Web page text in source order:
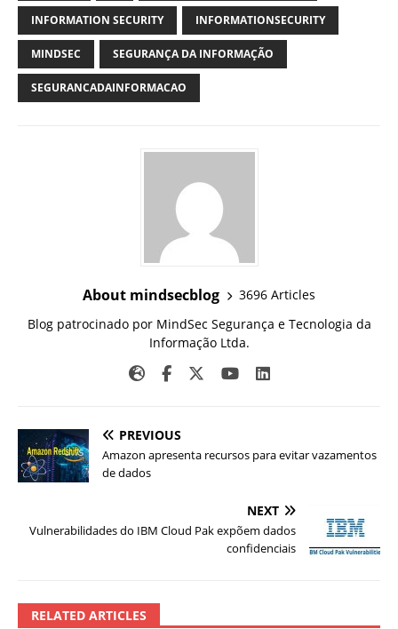
INFORMATION SECURITY INFORMATIONSECURITY
MINDSEC SEGURANÇA DA INFORMAÇÃO
SEGURANCADAINFORMACAO
About mindsecblog
3696 Articles
Blog patrocinado por MindSec Segurança e Tecnologia da
Informação Ltda.
PREVIOUS
Amazon apresenta recursos para evitar vazamentos
de dados
NEXT
Vulnerabilidades do IBM Cloud Pak expõem dados
confidenciais
RELATED ARTICLES